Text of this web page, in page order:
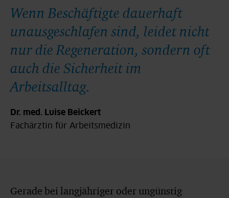
Wenn Beschäftigte dauerhaft
unausgeschlafen sind, leidet nicht
nur die Regeneration, sondern oft
auch die Sicherheit im
Arbeitsalltag.
Dr. med. Luise Beickert
Fachärztin für Arbeitsmedizin
Gerade bei langjähriger oder ungünstig